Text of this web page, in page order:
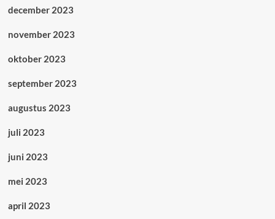
december 2023
november 2023
oktober 2023
september 2023
augustus 2023
juli 2023
juni 2023
mei 2023
april 2023